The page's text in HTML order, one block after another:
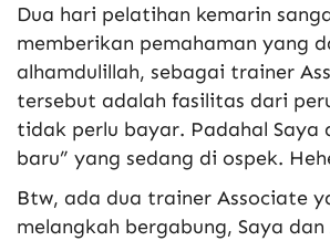
Dua hari pelatihan kemarin
memberikan pemahaman yang
alhamdulillah, sebagai trainer
tersebut adalah fasilitas dari
tidak perlu bayar. Padahal Saya
baru” yang sedang di ospek.
Btw, ada dua trainer Associate
melangkah bergabung, Saya